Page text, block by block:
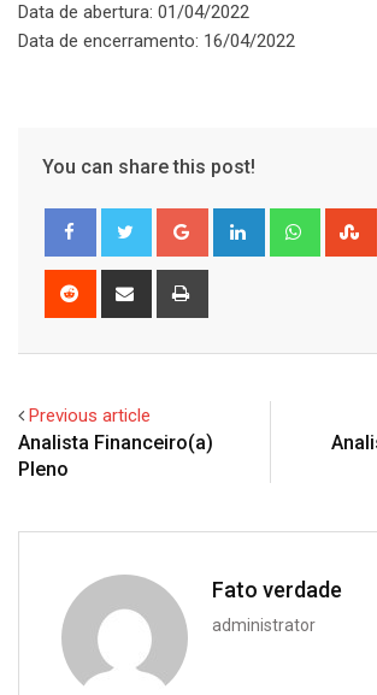
Data de abertura: 01/04/2022
Data de encerramento: 16/04/2022
You can share this post!
Google+ LinkedIn
Reddit
Share
Previous article
Analista Financeiro(a)
Pleno
Fato verdade
administrator